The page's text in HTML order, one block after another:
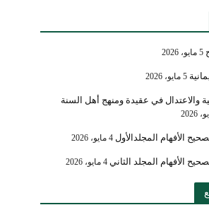
5 مايو، 2026
5 مايو، 2026
والاعتدال في عقيدة ومنهج أهل السنة
الأفهام المجلدالأول 4 مايو، 2026
الأفهام المجلد الثاني 4 مايو، 2026